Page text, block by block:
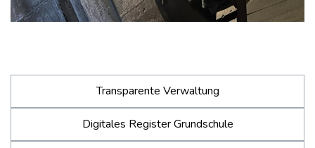
Transparente Verwaltung
Digitales Register Grundschule